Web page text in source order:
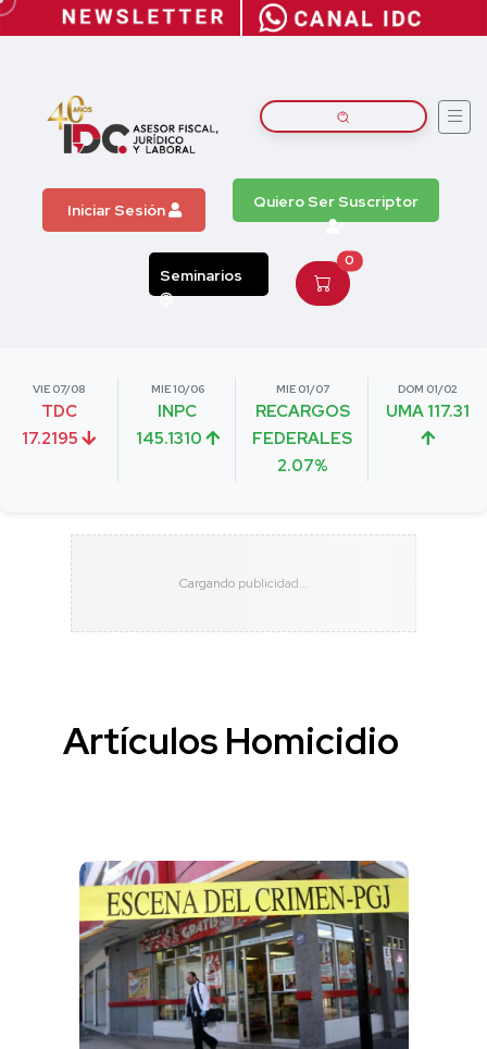
Iniciar Sesión Quiero Ser Suscriptor
Seminarios
0
VIE 07/08
TDC
17.2195
MIE 10/06
INPC
145.1310
MIE 01/07
RECARGOS
FEDERALES
2.07%
DOM 01/02
UMA 117.31
Artículos Homicidio